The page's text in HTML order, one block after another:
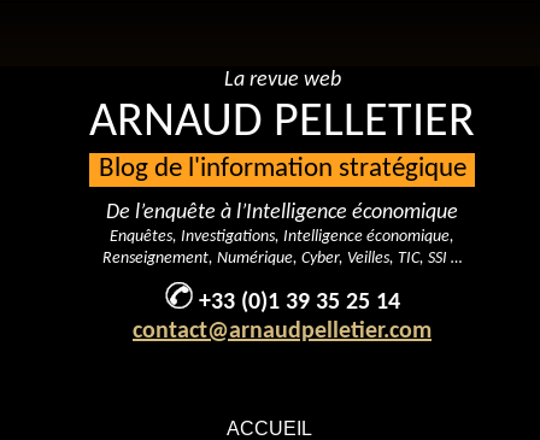
ACCUEIL
La revue web
ARNAUD PELLETIER
Blog de l'information stratégique
De l’enquête à l’Intelligence économique
Enquêtes, Investigations, Intelligence économique,
Renseignement, Numérique, Cyber, Veilles, TIC, SSI …
+33 (0)1 39 35 25 14
contact@arnaudpelletier.com